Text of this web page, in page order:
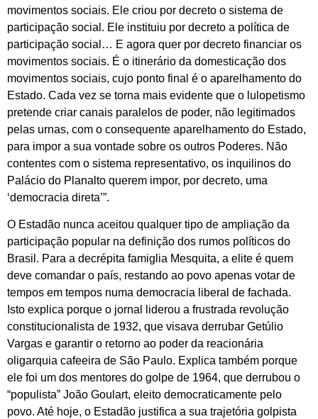
movimentos sociais. Ele criou por decreto o sistema de
participação social. Ele instituiu por decreto a política de
participação social… E agora quer por decreto financiar os
movimentos sociais. É o itinerário da domesticação dos
movimentos sociais, cujo ponto final é o aparelhamento do
Estado. Cada vez se torna mais evidente que o lulopetismo
pretende criar canais paralelos de poder, não legitimados
pelas urnas, com o consequente aparelhamento do Estado,
para impor a sua vontade sobre os outros Poderes. Não
contentes com o sistema representativo, os inquilinos do
Palácio do Planalto querem impor, por decreto, uma
‘democracia direta’”.
O Estadão nunca aceitou qualquer tipo de ampliação da
participação popular na definição dos rumos políticos do
Brasil. Para a decrépita famiglia Mesquita, a elite é quem
deve comandar o país, restando ao povo apenas votar de
tempos em tempos numa democracia liberal de fachada.
Isto explica porque o jornal liderou a frustrada revolução
constitucionalista de 1932, que visava derrubar Getúlio
Vargas e garantir o retorno ao poder da reacionária
oligarquia cafeeira de São Paulo. Explica também porque
ele foi um dos mentores do golpe de 1964, que derrubou o
“populista” João Goulart, eleito democraticamente pelo
povo. Até hoje, o Estadão justifica a sua trajetória golpista